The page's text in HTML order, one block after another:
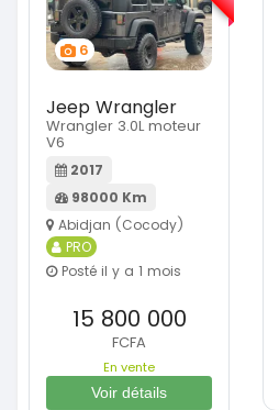
6
Jeep Wrangler
Wrangler 3.0L moteur
V6
2017
98000 Km
Abidjan (Cocody)
PRO
Posté il y a 1 mois
15 800 000
FCFA
En vente
Voir détails